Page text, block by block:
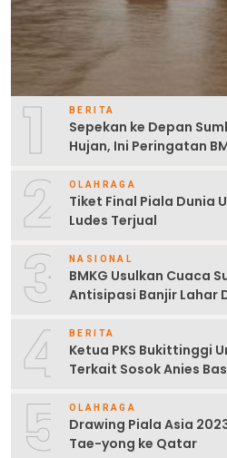
1 BERITA
Sepekan ke Depan
Hujan, Ini Peringatan
2 OLAHRAGA
Tiket Final Piala Dunia
Ludes Terjual
3 NASIONAL
BMKG Usulkan Cuaca
Antisipasi Banjir Lahar
4 BERITA
Ketua PKS Bukittinggi
Terkait Sosok Anies
5 OLAHRAGA
Drawing Piala Asia
Tae-yong ke Qatar